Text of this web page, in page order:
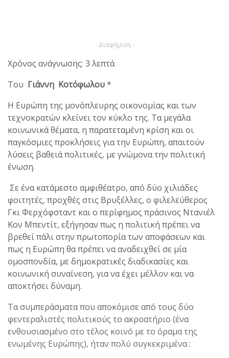
- Διαφήμιση -
Χρόνος ανάγνωσης: 3 λεπτά
Του Γιάννη Κοτόφωλου*
Η Ευρώπη της μονόπλευρης οικονομίας και των
τεχνοκρατών κλείνει τον κύκλο της. Τα μεγάλα
κοινωνικά θέματα, η παρατεταμένη κρίση και οι
παγκόσμιες προκλήσεις για την Ευρώπη, απαιτούν
λύσεις βαθειά πολιτικές, με γνώμονα την πολιτική
ένωση.
Σε ένα κατάμεστο αμφιθέατρο, από δύο χιλιάδες
φοιτητές, προχθές στις Βρυξέλλες, ο φιλελεύθερος
Γκι Φερχόφσταντ και ο περίφημος πράσινος Ντανιέλ
Κον Μπεντίτ, εξήγησαν πως η πολιτική πρέπει να
βρεθεί πάλι στην πρωτοπορία των αποφάσεων και
πως η Ευρώπη θα πρέπει να αναδειχθεί σε μία
ομοσπονδία, με δημοκρατικές διαδικασίες και
κοινωνική συναίνεση, για να έχει μέλλον και να
αποκτήσει δύναμη.
Τα συμπεράσματα που αποκόμισε από τους δύο
φεντεραλιστές πολιτικούς το ακροατήριο (ένα
ενθουσιασμένο στο τέλος κοινό με το όραμα της
ενωμένης Ευρώπης), ήταν πολύ συγκεκριμένα :